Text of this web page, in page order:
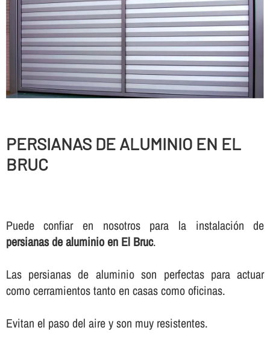
PERSIANAS DE ALUMINIO EN EL
BRUC
Puede confiar en nosotros para la instalación de
persianas de aluminio en El Bruc.
Las persianas de aluminio son perfectas para actuar
como cerramientos tanto en casas como oficinas.
Evitan el paso del aire y son muy resistentes.